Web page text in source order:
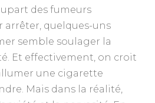
des fumeurs
quelques-uns
semble soulager la
Et effectivement, on croit
une cigarette
Mais dans la réalité,